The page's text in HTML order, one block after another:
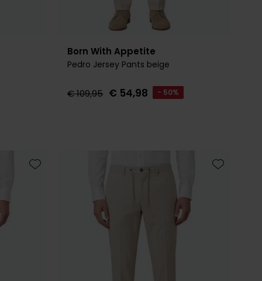
Born With Appetite
Pedro Jersey Pants beige
€ 109,95 € 54,98 - 50%